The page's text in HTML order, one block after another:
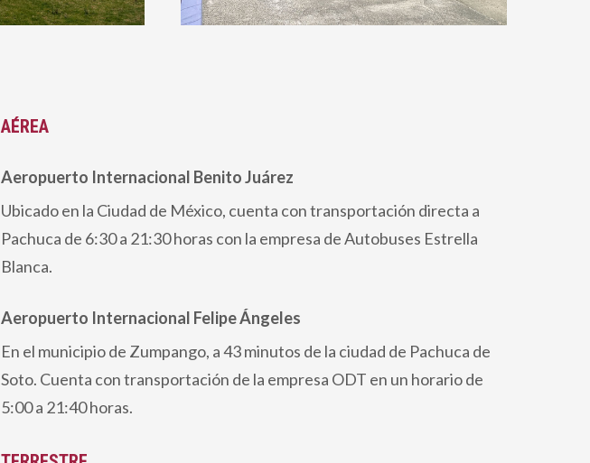
AÉREA
Aeropuerto Internacional Benito Juárez
Ubicado en la Ciudad de México, cuenta con transportación directa a
Pachuca de 6:30 a 21:30 horas con la empresa de Autobuses Estrella
Blanca.
Aeropuerto Internacional Felipe Ángeles
En el municipio de Zumpango, a 43 minutos de la ciudad de Pachuca de
Soto. Cuenta con transportación de la empresa ODT en un horario de
5:00 a 21:40 horas.